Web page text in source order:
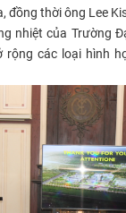
đồng thời ông Lee
nhiệt của Trường
rộng các loại hình